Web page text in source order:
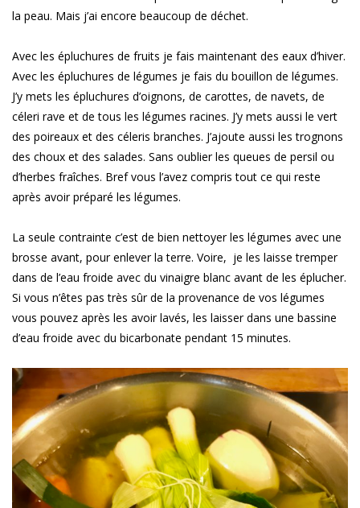
la peau. Mais j’ai encore beaucoup de déchet.
Avec les épluchures de fruits je fais maintenant des eaux d’hiver.
Avec les épluchures de légumes je fais du bouillon de légumes.
J’y mets les épluchures d’oignons, de carottes, de navets, de
céleri rave et de tous les légumes racines. J’y mets aussi le vert
des poireaux et des céleris branches. J’ajoute aussi les trognons
des choux et des salades. Sans oublier les queues de persil ou
d’herbes fraîches. Bref vous l’avez compris tout ce qui reste
après avoir préparé les légumes.
La seule contrainte c’est de bien nettoyer les légumes avec une
brosse avant, pour enlever la terre. Voire, je les laisse tremper
dans de l’eau froide avec du vinaigre blanc avant de les éplucher.
Si vous n’êtes pas très sûr de la provenance de vos légumes
vous pouvez après les avoir lavés, les laisser dans une bassine
d’eau froide avec du bicarbonate pendant 15 minutes.